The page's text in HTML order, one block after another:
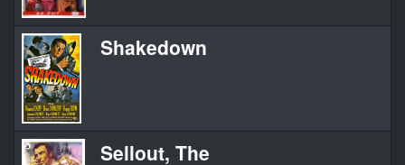
Shakedown
Sellout, The